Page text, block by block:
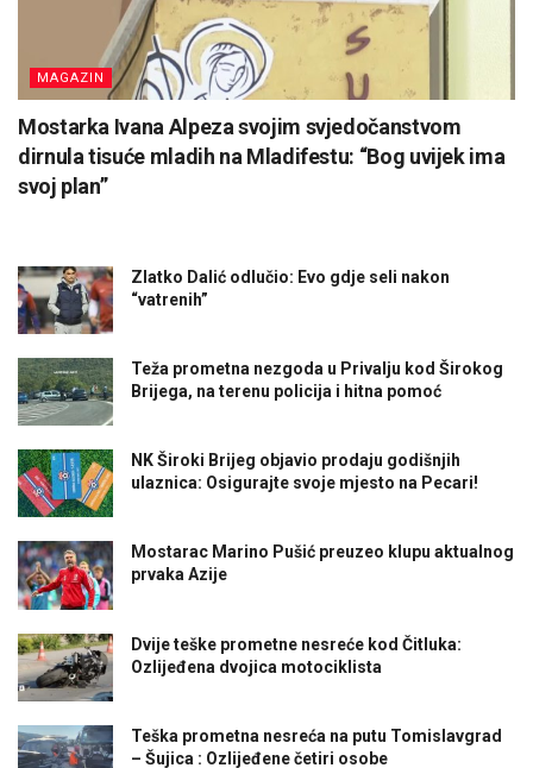
MAGAZIN
Mostarka Ivana Alpeza svojim svjedočanstvom
dirnula tisuće mladih na Mladifestu: “Bog uvijek ima
svoj plan”
Zlatko Dalić odlučio: Evo gdje seli nakon
“vatrenih”
Teža prometna nezgoda u Privalju kod Širokog
Brijega, na terenu policija i hitna pomoć
NK Široki Brijeg objavio prodaju godišnjih
ulaznica: Osigurajte svoje mjesto na Pecari!
Mostarac Marino Pušić preuzeo klupu aktualnog
prvaka Azije
Dvije teške prometne nesreće kod Čitluka:
Ozlijeđena dvojica motociklista
Teška prometna nesreća na putu Tomislavgrad
– Šujica : Ozlijeđene četiri osobe